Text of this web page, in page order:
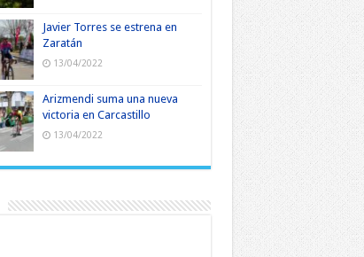
Javier Torres se estrena en
Zaratán
13/04/2022
Arizmendi suma una nueva
victoria en Carcastillo
13/04/2022